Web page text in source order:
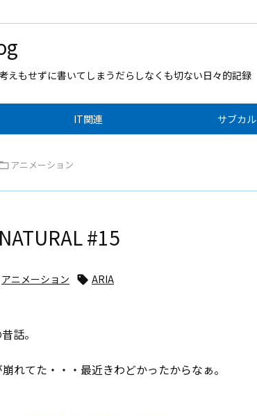
えもせずに書いてしまうだらしなくも切ない日々的記録
IT関連 サブカル
アニメーション
#15
アニメーション  ARIA
話。
れてた・・・最近きわどかったからなぁ。